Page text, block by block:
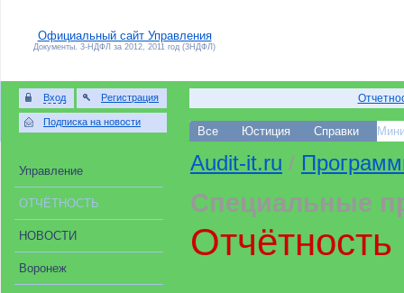
Официальный сайт Управления
Документы. 3-НДФЛ за 2012, 2011 год (3НДФЛ)
Вход Регистрация
Подписка на новости
Все Юстиция Справки
Управление
ОТЧЁТНОСТЬ
НОВОСТИ
Воронеж
Audit-it.ru /
Специальные